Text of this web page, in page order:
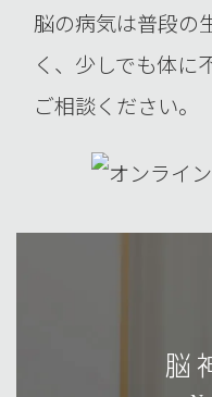
脳の病気は普段の
く、少しでも体に
ご相談ください。
脳